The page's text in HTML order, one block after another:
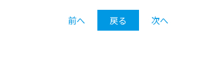
前へ 戻る 次へ